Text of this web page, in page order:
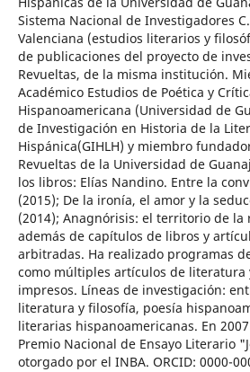
Sistema Nacional de Investigadores
Valenciana (estudios literarios y
de publicaciones del proyecto de
Revueltas, de la misma institución.
Académico Estudios de Poética y
Hispanoamericana (Universidad de
de Investigación en Historia de la
Hispánica(GIHLH) y miembro
Revueltas de la Universidad de
los libros: Elías Nandino. Entre la
(2015); De la ironía, el amor y la
(2014); Anagnórisis: el territorio de la
además de capítulos de libros y
arbitradas. Ha realizado programas
como múltiples artículos de literatura
impresos. Líneas de investigación:
literatura y filosofía, poesía
literarias hispanoamericanas. En
Premio Nacional de Ensayo Literario
otorgado por el INBA. ORCID: 0000-